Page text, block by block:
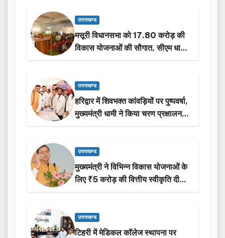
उत्तराखण्ड
मसूरी विधानसभा को 17.80 करोड़ की
विकास योजनाओं की सौगात, सीएम धामी
ने किया लोकार्पण-शिलान्यास.
उत्तराखण्ड
हरिद्वार में शिवभक्त कांवड़ियों पर पुष्पवर्षा,
मुख्यमंत्री धामी ने किया चरण प्रक्षालन…
उत्तराखण्ड
मुख्यमंत्री ने विभिन्न विकास योजनाओं के
लिए ₹5 करोड़ की वित्तीय स्वीकृति दी…
उत्तराखण्ड
टिहरी में मेडिकल कॉलेज स्थापना पर